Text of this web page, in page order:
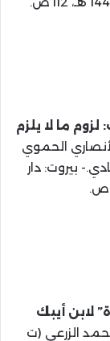
لزوم ما لا يلزم
الحموي
بيروت: دار
لابن أيبك
الزرعي (ت